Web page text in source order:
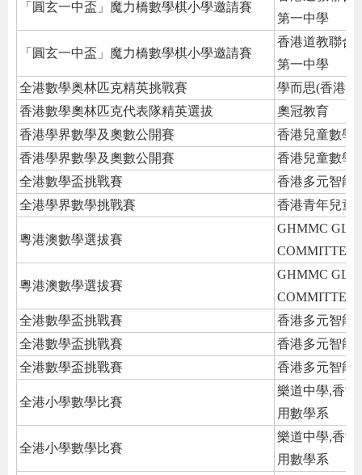
「圓玄一中盃」魔力橋數學棋小學邀請賽
第一中學
「圓玄一中盃」魔力橋數學棋小學邀請賽
香港道教聯合
第一中學
全港數學奥林匹克精英挑戰賽
學而思(香港)
香港數學奧林匹克代表隊精英選拔
奧冠教育
香港學界數學及奧數公開賽
香港兒童數學
香港學界數學及奧數公開賽
香港兒童數學
全港數學盃挑戰賽
香港多元智能
全港學界數學挑戰賽
香港青年兒童
粵港澳數學選拔賽
GHMMC
COMMITTEE
粵港澳數學選拔賽
GHMMC
COMMITTEE
全港數學盃挑戰賽
香港多元智能
全港數學盃挑戰賽
香港多元智能
全港數學盃挑戰賽
香港多元智能
全港小學數學比賽
樂道中學,香港
用數學系
全港小學數學比賽
樂道中學,香港
用數學系